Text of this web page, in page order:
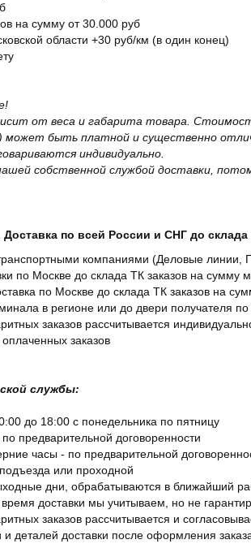
на сумму от 30.000 руб
области +30 руб/км (в один конец)
от веса и габарита товара.
может быть платной и существенно
индивидуально.
собственной службой доставки,
по всей России и СНГ до
компаниями (Деловые линии,
по Москве до склада ТК заказов на сумму
по Москве до склада ТК заказов на
в регионе или до двери получателя
заказов рассчитывается
оплаченных заказов
службы:
до 18:00 с понедельника по пятницу
предварительной договоренности
часы - по предварительной
или проходной
дни, обрабатываются в ближайший
доставки мы учитываем, но не
заказов рассчитывается и
и деталей доставки после оформления